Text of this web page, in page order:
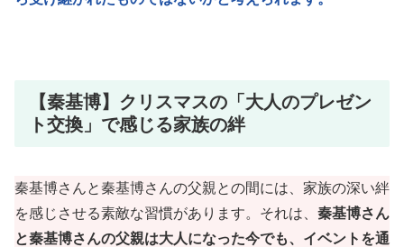
【秦基博】クリスマスの「大人のプレゼン
ト交換」で感じる家族の絆
秦基博さんと秦基博さんの父親との間には、家族の深い絆
を感じさせる素敵な習慣があります。それは、 秦基博さん
と秦基博さんの父親は大人になった今でも、イベントを通